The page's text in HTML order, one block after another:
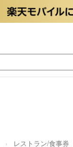
レストラン/食事券